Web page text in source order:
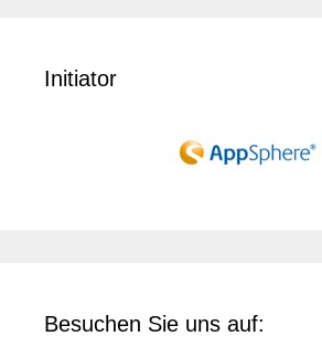
Initiator
Besuchen Sie uns auf: